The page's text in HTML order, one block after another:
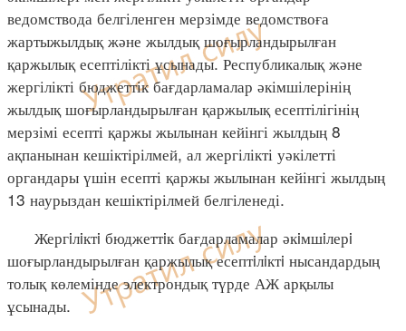
ведомствода белгіленген мерзімде ведомствоға
жартыжылдық және жылдық шоғырландырылған
қаржылық есептілікті ұсынады. Республикалық және
жергілікті бюджеттік бағдарламалар әкімшілерінің
жылдық шоғырландырылған қаржылық есептілігінің
мерзімі есепті қаржы жылынан кейінгі жылдың 8
ақпанынан кешіктірілмей, ал жергілікті уәкілетті
органдары үшін есепті қаржы жылынан кейінгі жылдың
13 наурыздан кешіктірілмей белгіленеді.
Жергiлiктi бюджеттiк бағдарламалар әкiмшiлерi
шоғырландырылған қаржылық есептiлiктi нысандардың
толық көлемінде электрондық түрде АЖ арқылы
ұсынады.